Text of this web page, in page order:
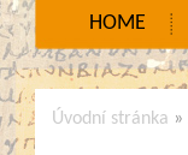
HOME
Úvodní stránka »